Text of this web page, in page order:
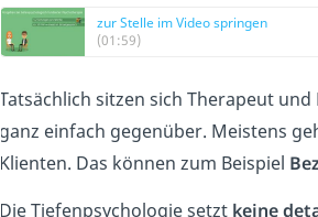
zur Stelle im Video springen
(01:59)
Tatsächlich sitzen sich Therapeut
ganz einfach gegenüber. Meistens
Klienten. Das können zum Beispiel
Die Tiefenpsychologie setzt keine